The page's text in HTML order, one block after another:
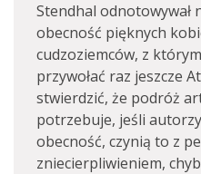
Stendhal odnotowywał
obecność pięknych
cudzoziemców, z
przywołać raz jeszcze
stwierdzić, że podróż
potrzebuje, jeśli
obecność, czynią to z
zniecierpliwieniem,